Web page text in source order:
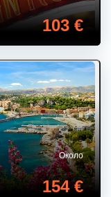
103 €
Около
154 €